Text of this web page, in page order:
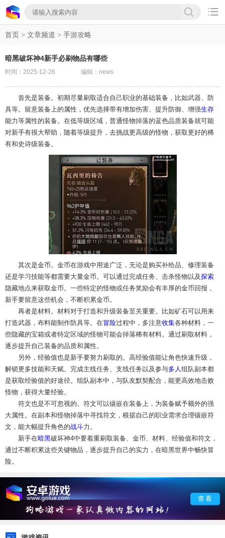

首页 > 文章频道 > 手游攻略
暗黑破坏神4新手必刷物品有哪些
时间：2025-12-26 编辑：news
首先是装备。初期尽量刷取适合自己职业的基础装备，比如武器、防
具等。留意装备上的属性，优先选择带有增加伤害、提升防御、增强生存
能力等属性的装备。在低等级区域，普通怪物掉落的蓝色品质装备就可能
对新手有很大帮助，随着等级提升，去挑战更高级的怪物，获取更好的稀
有和史诗级装备。
其次是金币。金币在游戏中用途广泛，无论是购买补给品、修理装备
还是学习技能等都需要大量金币。可以通过完成任务、击杀怪物以及探索
隐藏地点来获取金币。一些特定的怪物或任务奖励会有丰厚的金币回报，
新手要留意这些机会，不断积累金币。
再者是材料。材料对于打造和升级装备至关重要。比如矿石可以用来
打造武器，布料能制作防具等。在冒险过程中，多注意收集各种材料，一
些隐藏的宝箱或者特定区域的怪物可能会掉落稀有材料。通过刷取材料，
逐步提升自己装备的品质和属性。
另外，经验值也是新手要努力刷取的。高经验值能让角色快速升级，
解锁更多技能和天赋。完成主线任务、支线任务以及参与多人组队副本都
是获取经验值的好途径。组队副本中，与队友默契配合，能更高效地击败
怪物，获得大量经验。
符文也是不可忽视的。符文可以镶嵌在装备上，为装备赋予额外的强
大属性。在副本和怪物掉落中寻找符文，根据自己的职业需求合理镶嵌符
文，能大幅提升角色的战斗力。
新手在暗黑破坏神4中要着重刷取装备、金币、材料、经验值和符文，
通过不断积累这些关键物品，逐步提升自己的实力，在暗黑世界中畅快冒
险。
查看